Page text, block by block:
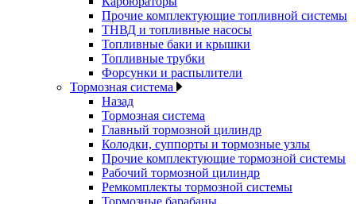
Прочие комплектующие топливной системы
ТНВД и топливные насосы
Топливные баки и крышки
Топливные трубки
Форсунки и распылители
Тормозная система
Назад
Тормозная система
Главный тормозной цилиндр
Колодки, суппорты и тормозные узлы
Прочие комплектующие тормозной системы
Рабочий тормозной цилиндр
Ремкомплекты тормозной системы
Тормозные барабаны